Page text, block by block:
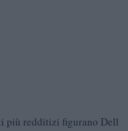
più redditizi figurano Dell